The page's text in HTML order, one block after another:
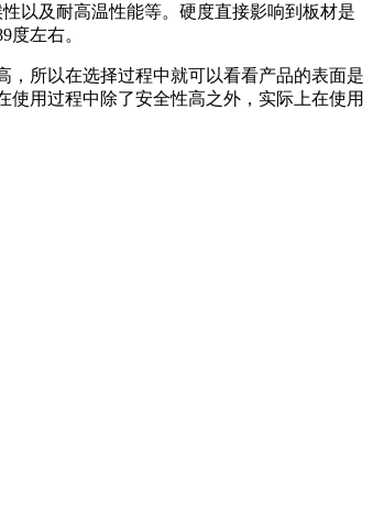
以及耐高温性能等。硬度直接影响到板材是
左右。
所以在选择过程中就可以看看产品的表面是
用过程中除了安全性高之外，实际上在使用